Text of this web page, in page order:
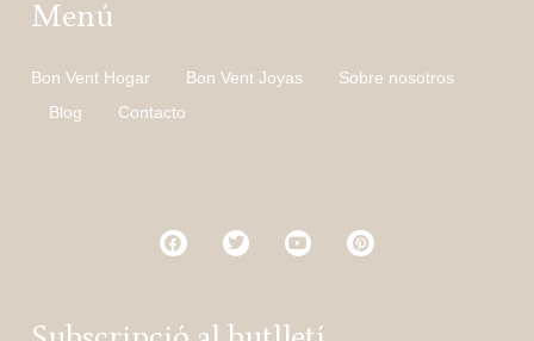
Menú
Bon Vent Hogar Bon Vent Joyas
Sobre nosotros
Blog
Contacto